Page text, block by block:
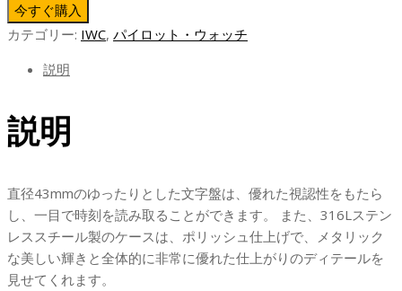
た。
す。
リ
ー
カ
IWC
イ
ロ
ッ
ト・
ウ
今すぐ購入
カテゴリー: IWC, パイロット・ウォッチ
説明
説明
直径43mmのゆったりとした文字盤は、優れた視認性をもたら
し、一目で時刻を読み取ることができます。 また、316Lステン
レススチール製のケースは、ポリッシュ仕上げで、メタリック
な美しい輝きと全体的に非常に優れた仕上がりのディテールを
見せてくれます。